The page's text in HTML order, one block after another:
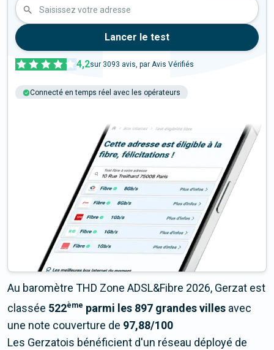
Saisissez votre adresse
Lancer le test
4,2sur 3093 avis, par Avis Vérifiés
Connecté en temps réel avec les opérateurs
Au baromètre THD Zone ADSL&Fibre 2026, Gerzat est
classée 522ème parmi les 897 grandes villes avec
une note couverture de 97,88/100
Les Gerzatois bénéficient d'un réseau déployé de